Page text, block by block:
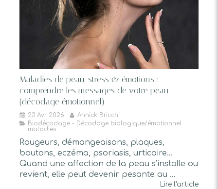
Maladies de peau, stress & émotions :
comprendre les messages de votre peau
(décodage émotionnel)
23 Avr 2026
Annick Bricchi
Biodécodage - Décodage biologique/émotionnel
maladies
Rougeurs, démangeaisons, plaques,
boutons, eczéma, psoriasis, urticaire…
Quand une affection de la peau s’installe ou
revient, elle peut devenir pesante au ...
Lire l'article